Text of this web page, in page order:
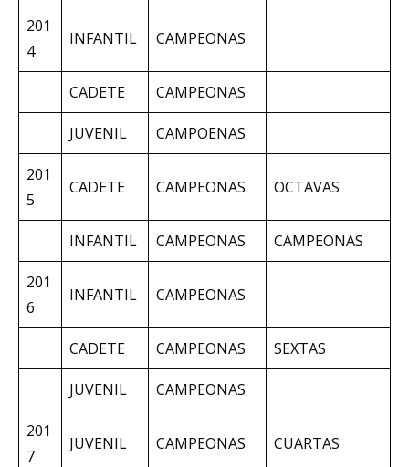
201
4
INFANTIL CAMPEONAS
CADETE CAMPEONAS
JUVENIL CAMPOENAS
201
5
CADETE CAMPEONAS OCTAVAS
INFANTIL CAMPEONAS CAMPEONAS
201
6
INFANTIL CAMPEONAS
CADETE CAMPEONAS SEXTAS
JUVENIL CAMPEONAS
201
7
JUVENIL CAMPEONAS CUARTAS